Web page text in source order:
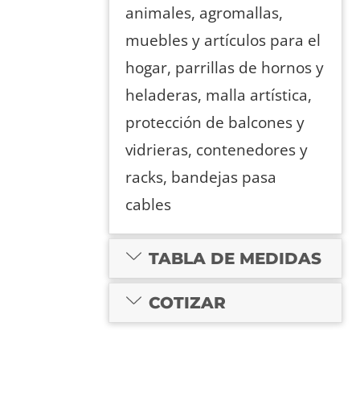
animales, agromallas,
muebles y artículos para el
hogar, parrillas de hornos y
heladeras, malla artística,
protección de balcones y
vidrieras, contenedores y
racks, bandejas pasa
cables
TABLA DE MEDIDAS
COTIZAR